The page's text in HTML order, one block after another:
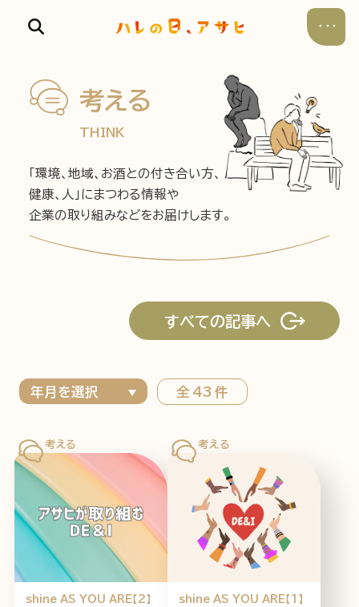
食べる
飲む
暮らす
特集記事 連載 アサヒの人
夏のビール特集2025 ビール
お酒との付き合い方 ウイスキー
大阪・関西万博 浅草特集2025
浅草 レシピ
考える
THINK
「環境、地域、お酒との付き合い方、
健康、人」にまつわる情報や
企業の取り組みなどをお届けします。
全 43 件
すべての記事へ
shine AS YOU ARE【2】
shine AS YOU ARE【1】